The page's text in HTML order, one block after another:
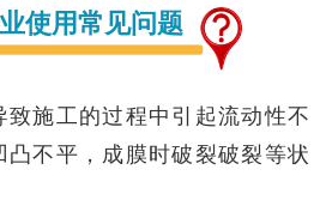
使用常见问题
致施工的过程中引起流动性不
凸不平，成膜时破裂破裂等状